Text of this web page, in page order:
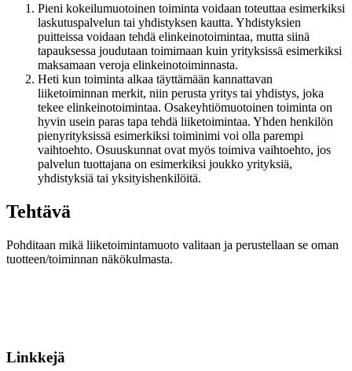
Pieni kokeilumuotoinen toiminta voidaan toteuttaa esimerkiksi
laskutuspalvelun tai yhdistyksen kautta. Yhdistyksien
puitteissa voidaan tehdä elinkeinotoimintaa, mutta siinä
tapauksessa joudutaan toimimaan kuin yrityksissä esimerkiksi
maksamaan veroja elinkeinotoiminnasta.
Heti kun toiminta alkaa täyttämään kannattavan
liiketoiminnan merkit, niin perusta yritys tai yhdistys, joka
tekee elinkeinotoimintaa. Osakeyhtiömuotoinen toiminta on
hyvin usein paras tapa tehdä liiketoimintaa. Yhden henkilön
pienyrityksissä esimerkiksi toiminimi voi olla parempi
vaihtoehto. Osuuskunnat ovat myös toimiva vaihtoehto, jos
palvelun tuottajana on esimerkiksi joukko yrityksiä,
yhdistyksiä tai yksityishenkilöitä.
Tehtävä
Pohditaan mikä liiketoimintamuoto valitaan ja perustellaan se oman
tuotteen/toiminnan näkökulmasta.
Linkkejä